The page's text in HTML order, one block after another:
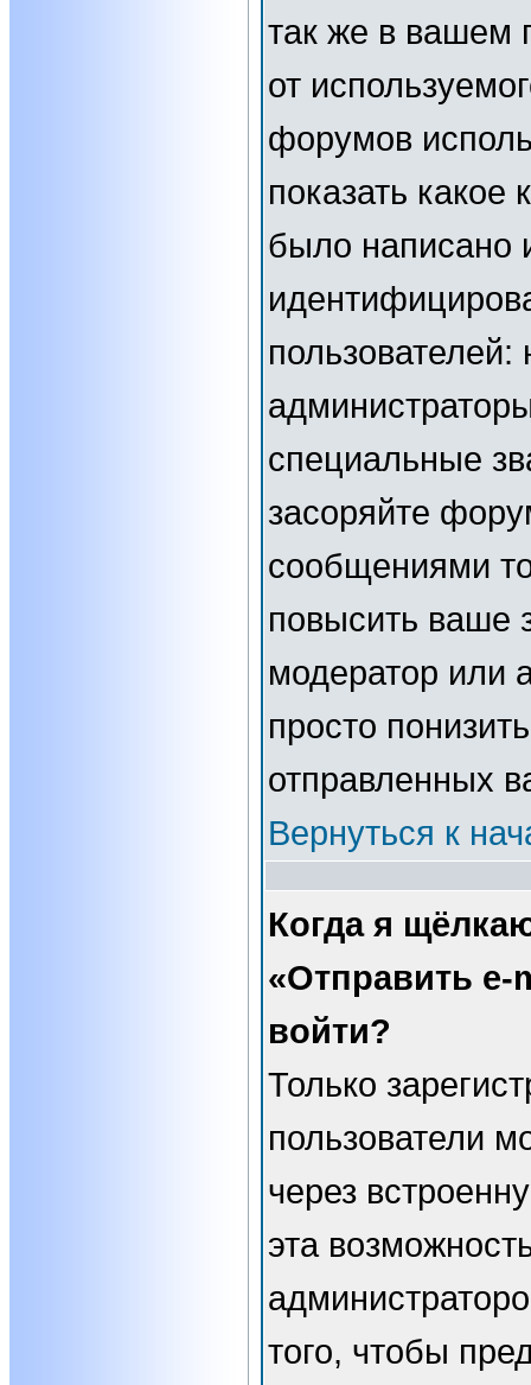
так же в вашем
от
форумов
показать какое
было написано
специальные
засоряйте
сообщениями
повысить ваше
модератор или
просто
отправленных
Вернуться к
Когда я
«Отправить e-
войти?
Только
пользователи
через
эта
того, чтобы